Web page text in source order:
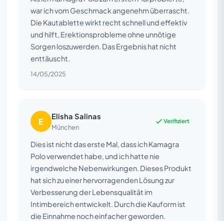
war ich vom Geschmack angenehm überrascht.
Die Kautablette wirkt recht schnell und effektiv
und hilft, Erektionsprobleme ohne unnötige
Sorgen loszuwerden. Das Ergebnis hat nicht
enttäuscht.
14/05/2025
E Elisha Salinas
München
Verifiziert
Dies ist nicht das erste Mal, dass ich Kamagra
Polo verwendet habe, und ich hatte nie
irgendwelche Nebenwirkungen. Dieses Produkt
hat sich zu einer hervorragenden Lösung zur
Verbesserung der Lebensqualität im
Intimbereich entwickelt. Durch die Kauform ist
die Einnahme noch einfacher geworden.